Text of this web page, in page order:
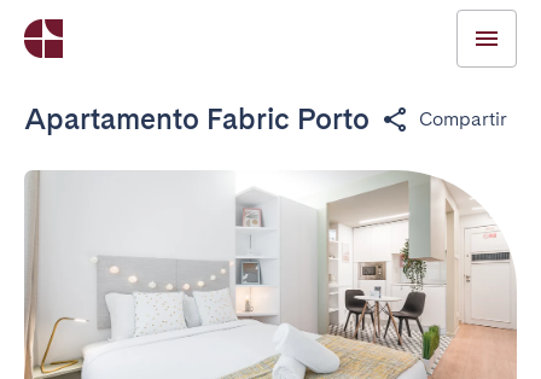
Apartamento Fabric Porto Compartir